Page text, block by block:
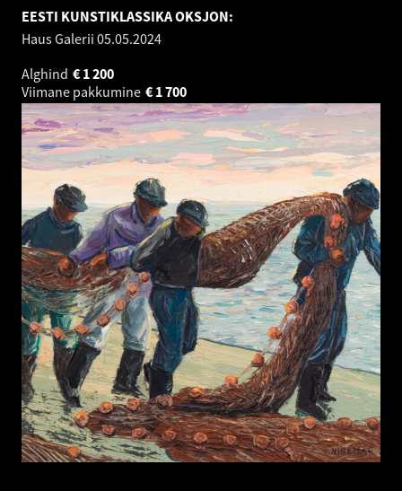
EESTI KUNSTIKLASSIKA OKSJON:
Haus Galerii 05.05.2024
Alghind
1 200
€
Viimane pakkumine
1 700
€